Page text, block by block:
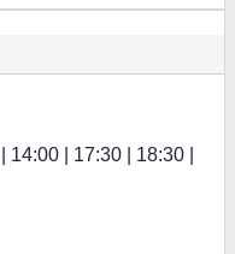
| 17:30 | 18:30 |